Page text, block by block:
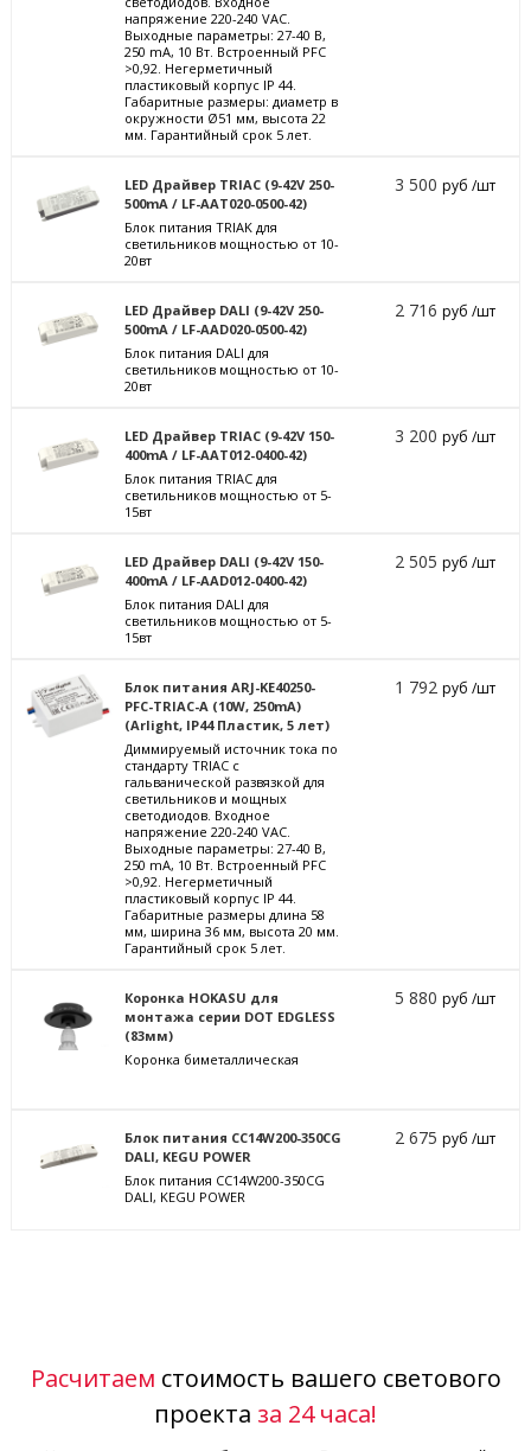
напряжение 220-240 VAC.
Выходные параметры: 27-40 В,
250 mА, 10 Вт. Встроенный PFC
>0,92. Негерметичный
пластиковый корпус IP 44.
Габаритные размеры: диаметр в
окружности Ø51 мм, высота 22
мм. Гарантийный срок 5 лет.
LED Драйвер TRIAC (9-42V 250-
500mA / LF-AAT020-0500-42)
Блок питания TRIAK для
светильников мощностью от 10-
20вт
3 500руб /шт
LED Драйвер DALI (9-42V 250-
500mA / LF-AAD020-0500-42)
Блок питания DALI для
светильников мощностью от 10-
20вт
2 716руб /шт
LED Драйвер TRIAC (9-42V 150-
400mA / LF-AAT012-0400-42)
Блок питания TRIAC для
светильников мощностью от 5-
15вт
3 200руб /шт
LED Драйвер DALI (9-42V 150-
400mA / LF-AAD012-0400-42)
Блок питания DALI для
светильников мощностью от 5-
15вт
2 505руб /шт
Блок питания ARJ-KE40250-
PFC-TRIAC-A (10W, 250mA)
(Arlight, IP44 Пластик, 5 лет)
Диммируемый источник тока по
стандарту TRIAC с
гальванической развязкой для
светильников и мощных
светодиодов. Входное
напряжение 220-240 VAC.
Выходные параметры: 27-40 В,
250 mА, 10 Вт. Встроенный PFC
>0,92. Негерметичный
пластиковый корпус IP 44.
Габаритные размеры длина 58
мм, ширина 36 мм, высота 20 мм.
Гарантийный срок 5 лет.
1 792руб /шт
Коронка HOKASU для
монтажа серии DOT EDGLESS
(83мм)
Коронка биметаллическая
5 880руб /шт
Блок питания CC14W200-350CG
DALI, KEGU POWER
Блок питания CC14W200-350CG
DALI, KEGU POWER
2 675руб /шт
Расчитаем стоимость вашего светового
проекта за 24 часа!